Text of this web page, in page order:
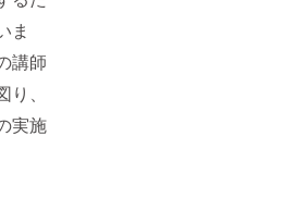
ま
講師
、
実施